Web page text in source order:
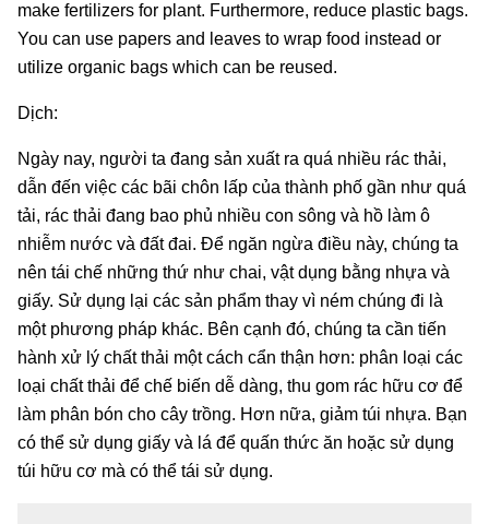
make fertilizers for plant. Furthermore, reduce plastic bags.
You can use papers and leaves to wrap food instead or
utilize organic bags which can be reused.
Dịch:
Ngày nay, người ta đang sản xuất ra quá nhiều rác thải,
dẫn đến việc các bãi chôn lấp của thành phố gần như quá
tải, rác thải đang bao phủ nhiều con sông và hồ làm ô
nhiễm nước và đất đai. Để ngăn ngừa điều này, chúng ta
nên tái chế những thứ như chai, vật dụng bằng nhựa và
giấy. Sử dụng lại các sản phẩm thay vì ném chúng đi là
một phương pháp khác. Bên cạnh đó, chúng ta cần tiến
hành xử lý chất thải một cách cẩn thận hơn: phân loại các
loại chất thải để chế biến dễ dàng, thu gom rác hữu cơ để
làm phân bón cho cây trồng. Hơn nữa, giảm túi nhựa. Bạn
có thể sử dụng giấy và lá để quấn thức ăn hoặc sử dụng
túi hữu cơ mà có thể tái sử dụng.